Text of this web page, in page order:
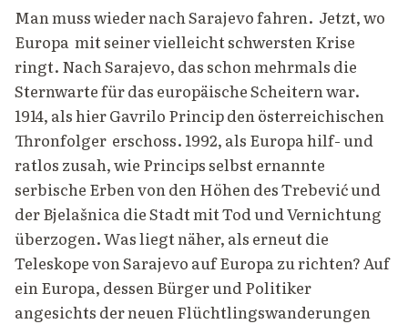
Man muss wieder nach Sarajevo fahren. Jetzt, wo
Europa mit seiner vielleicht schwersten Krise
ringt. Nach Sarajevo, das schon mehrmals die
Sternwarte für das europäische Scheitern war.
1914, als hier Gavrilo Princip den österreichischen
Thronfolger erschoss. 1992, als Europa hilf- und
ratlos zusah, wie Princips selbst ernannte
serbische Erben von den Höhen des Trebević und
der Bjelašnica die Stadt mit Tod und Vernichtung
überzogen. Was liegt näher, als erneut die
Teleskope von Sarajevo auf Europa zu richten? Auf
ein Europa, dessen Bürger und Politiker
angesichts der neuen Flüchtlingswanderungen